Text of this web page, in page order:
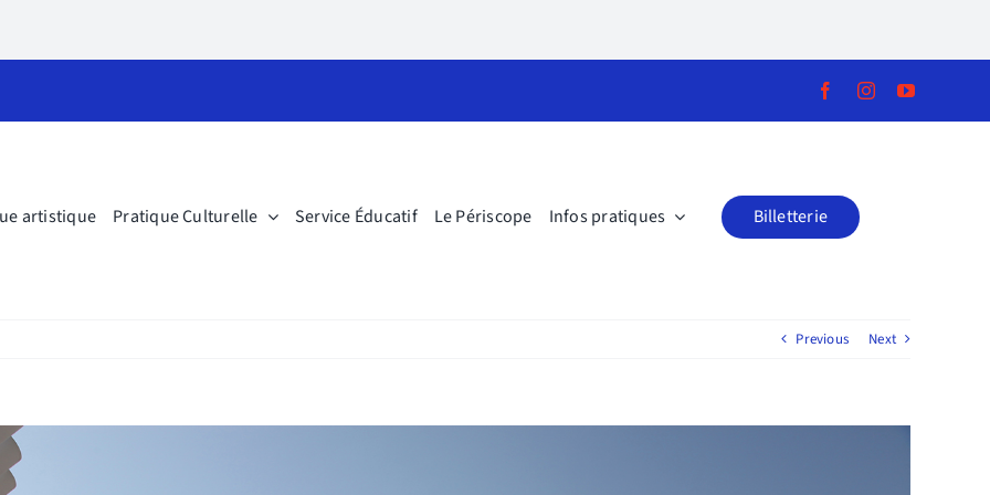
artistique Pratique Culturelle Service Éducatif Le Périscope Infos pratiques Billetterie
Previous Next